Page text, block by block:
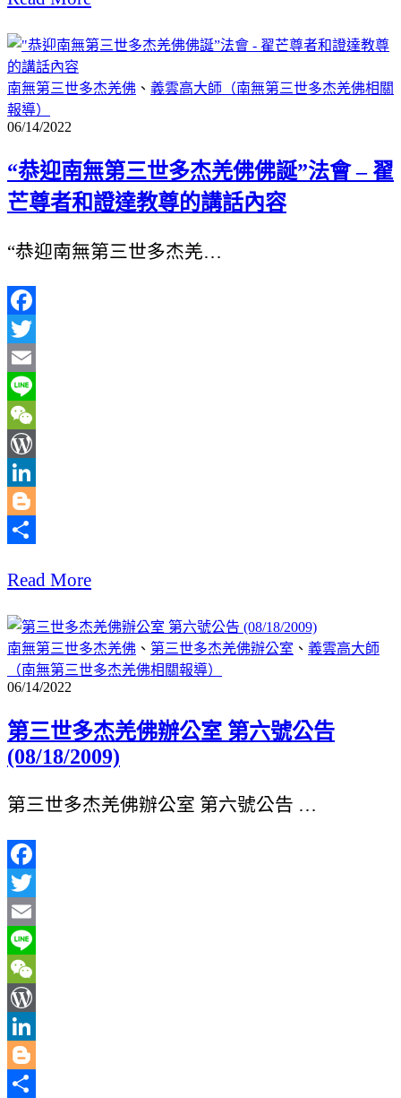
享
南無第三世多杰羌佛 、 義雲高大師（南無第三世多杰羌佛相關
報導）
06/14/2022
“恭迎南無第三世多杰羌佛佛誕”法會 – 翟
芒尊者和證達教尊的講話內容
“恭迎南無第三世多杰羌…
Facebook
Twitter
Email
Line
WeChat
WordPress
LinkedIn
Blogger
享
Read More
南無第三世多杰羌佛 、 第三世多杰羌佛辦公室 、 義雲高大師
（南無第三世多杰羌佛相關報導）
06/14/2022
第三世多杰羌佛辦公室 第六號公告
(08/18/2009)
第三世多杰羌佛辦公室 第六號公告 …
Facebook
Twitter
Email
Line
WeChat
WordPress
LinkedIn
Blogger